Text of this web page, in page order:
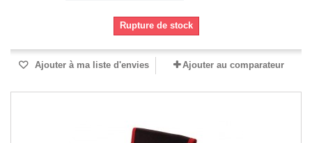
Rupture de stock
Ajouter à ma liste d'envies Ajouter au comparateur